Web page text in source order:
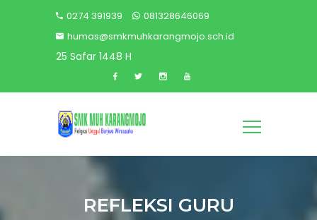
0274 391939
081328646069
humas@smkmuhkarangmojo.sch.id
25 Safar 1448 H
REFLEKSI GURU